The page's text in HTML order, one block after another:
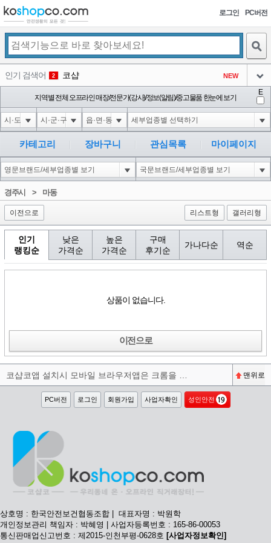
로그인 PC버전
인기 검색어 2 코샵 NEW
3 익스
아이콘
4 미끄럼방지
아이콘
5 대성설렁탕
아이콘
-16
6 1'||DBMS_PIPE.RECEIVE_MESSAGE(CHR(98)||CHR(98)||CHR(98),15)||'
아이콘
0
1
지역별 전체 오프라인 매장/전문가(강사)/정보(알림)/중고물품 한눈에 보기
E
카테고리 장바구니 관심목록 마이페이지
경주시 > 마동
이전으로 리스트형 갤러리형
인기
랭킹순
낮은
가격순
높은
가격순
구매
후기순
가나다순 역순
상품이 없습니다.
이전으로
맨위로
PC버전 로그인 회원가입 사업자확인 성인안전
상호명 : 한국안전보건협동조합 | 대표자명 : 박원학
개인정보관리 책임자 : 박혜영 | 사업자등록번호 : 165-86-00053
통신판매업신고번호 : 제2015-인천부평-0628호 [사업자정보확인]